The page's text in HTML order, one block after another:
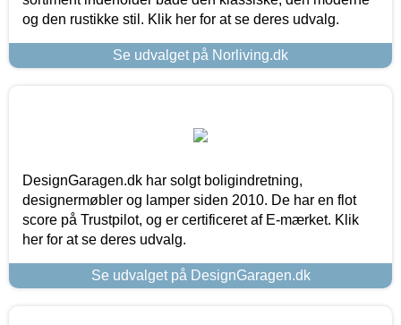
og den rustikke stil. Klik her for at se deres udvalg.
Se udvalget på Norliving.dk
DesignGaragen.dk har solgt boligindretning,
designermøbler og lamper siden 2010. De har en flot
score på Trustpilot, og er certificeret af E-mærket. Klik
her for at se deres udvalg.
Se udvalget på DesignGaragen.dk